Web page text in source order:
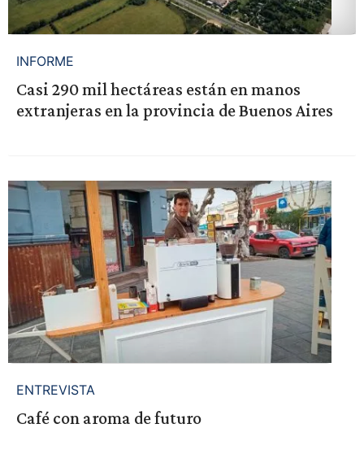
INFORME
Casi 290 mil hectáreas están en manos
extranjeras en la provincia de Buenos Aires
ENTREVISTA
Café con aroma de futuro